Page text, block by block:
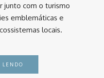
junto com o turismo
emblemáticas e
locais.